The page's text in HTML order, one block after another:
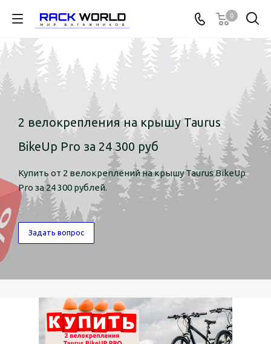
0
2 велокрепления на крышу Taurus
BikeUp Pro за 24 300 руб
Купить от 2 велокреплений на крышу Taurus BikeUp
Pro за 24 300 рублей.
Задать вопрос